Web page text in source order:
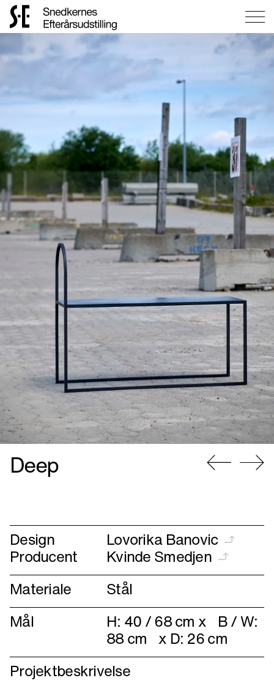
Gå
forsiden
Deep
Design Lovorika Banovic
Producent
Kvinde Smedjen
Materiale
Stål
Mål
H: 40 / 68 cm x B / W:
88 cm x D: 26 cm
Projektbeskrivelse